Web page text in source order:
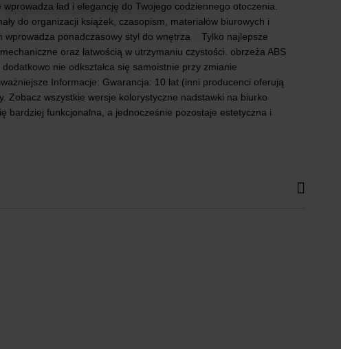
ład i elegancję do Twojego codziennego otoczenia.
do organizacji książek, czasopism, materiałów biurowych i
wprowadza ponadczasowy styl do wnętrza Tylko najlepsze
oraz łatwością w utrzymaniu czystości. obrzeża ABS
nie odkształca się samoistnie przy zmianie
Informacje: Gwarancja: 10 lat (inni producenci oferują
Zobacz wszystkie wersje kolorystyczne nadstawki na biurko
funkcjonalna, a jednocześnie pozostaje estetyczna i